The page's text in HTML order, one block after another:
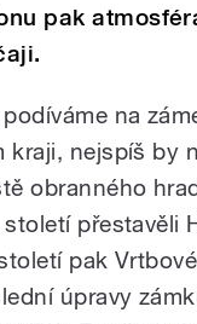
pak
na
kraji, nejspíš by
obranného
přestavěli
pak
úpravy